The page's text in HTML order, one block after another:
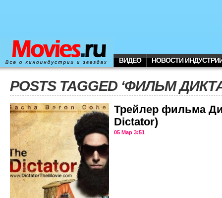
ВИДЕО НОВОСТИ
POSTS TAGGED ‘ФИЛЬМ
Трейлер фильма
Dictator)
05 Мар 3:51